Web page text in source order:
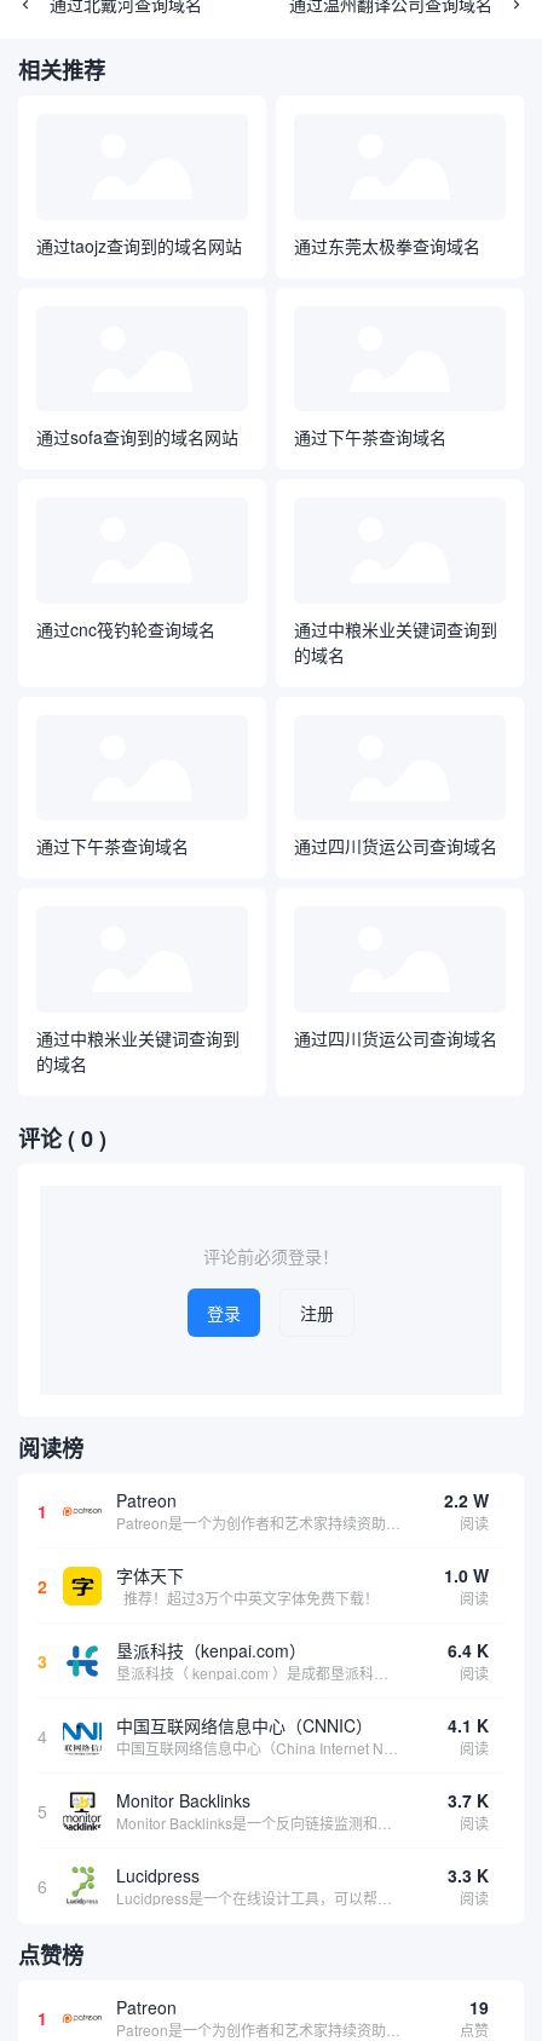
相关推荐
通过taojz查询到的域名网站 通过东莞太极拳查询域名
通过sofa查询到的域名网站 通过下午茶查询域名
通过cnc筏钓轮查询域名
通过中粮米业关键词查询到
的域名
通过下午茶查询域名 通过四川货运公司查询域名
通过中粮米业关键词查询到
的域名
通过四川货运公司查询域名
评论( 0 )
评论前必须登录！
登录 注册
阅读榜
1 Patreon 2.2 W
阅读
2 字体天下
推荐！超过3万个中英文字体免费下载！
1.0 W
阅读
3 垦派科技（kenpai.com） 6.4 K
阅读
4 中国互联网络信息中心（CNNIC） 4.1 K
阅读
5 Monitor Backlinks 3.7 K
阅读
6 Lucidpress 3.3 K
阅读
点赞榜
1 Patreon 19
点赞